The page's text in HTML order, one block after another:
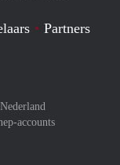
Partners
Nederland
accounts